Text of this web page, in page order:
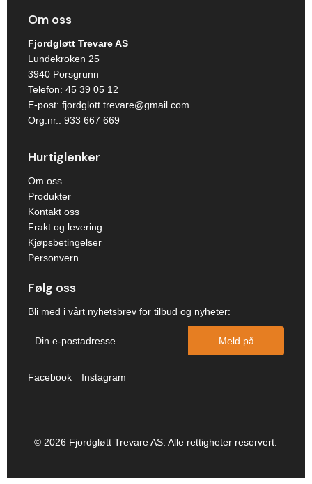
Om oss
Fjordgløtt Trevare AS
Lundekroken 25
3940 Porsgrunn
Telefon: 45 39 05 12
E-post: fjordglott.trevare@gmail.com
Org.nr.: 933 667 669
Hurtiglenker
Om oss
Produkter
Kontakt oss
Frakt og levering
Kjøpsbetingelser
Personvern
Følg oss
Bli med i vårt nyhetsbrev for tilbud og nyheter:
Meld på
Facebook Instagram
©2026 Fjordgløtt Trevare AS. Alle rettigheter reservert.